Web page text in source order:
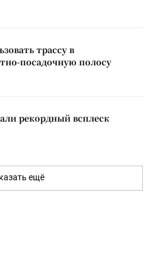
трассу в
посадочную полосу
рекордный всплеск
ещё